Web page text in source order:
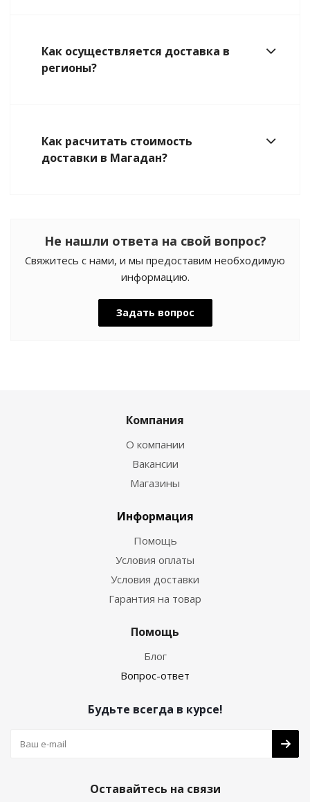
Как осуществляется доставка в
регионы?
Как расчитать стоимость
доставки в Магадан?
Не нашли ответа на свой вопрос?
Свяжитесь с нами, и мы предоставим необходимую
информацию.
Задать вопрос
Компания
О компании
Вакансии
Магазины
Информация
Помощь
Условия оплаты
Условия доставки
Гарантия на товар
Помощь
Блог
Вопрос-ответ
Будьте всегда в курсе!
Оставайтесь на связи